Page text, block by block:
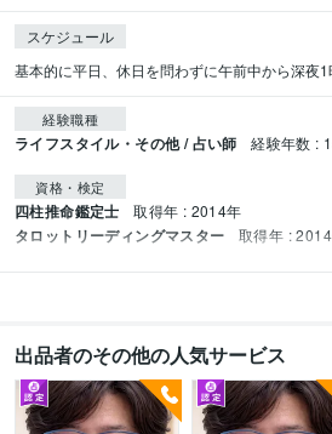
スケジュール
基本的に平日、休日を問わずに午前中から深夜1
経験職種
ライフスタイル・その他 / 占い師 経験年数 :
資格・検定
四柱推命鑑定士 取得年 : 2014年
タロットリーディングマスター 取得年 :
出品者のその他の人気サービス